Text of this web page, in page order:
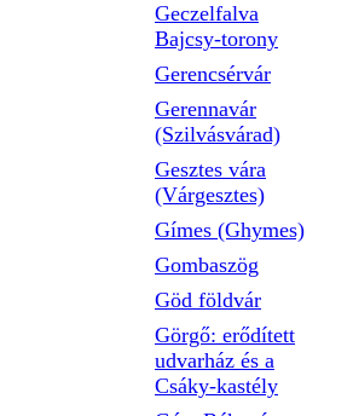
Geczelfalva
Bajcsy-torony
Gerencsérvár
Gerennavár
(Szilvásvárad)
Gesztes vára
(Várgesztes)
Gímes (Ghymes)
Gombaszög
Göd földvár
Görgő: erődített
udvarház és a
Csáky-kastély